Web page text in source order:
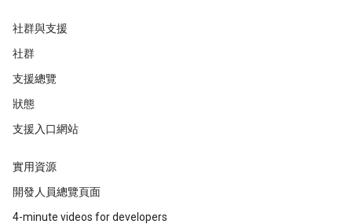
社群與支援
社群
支援總覽
狀態
支援入口網站
實用資源
開發人員總覽頁面
4-minute videos for developers